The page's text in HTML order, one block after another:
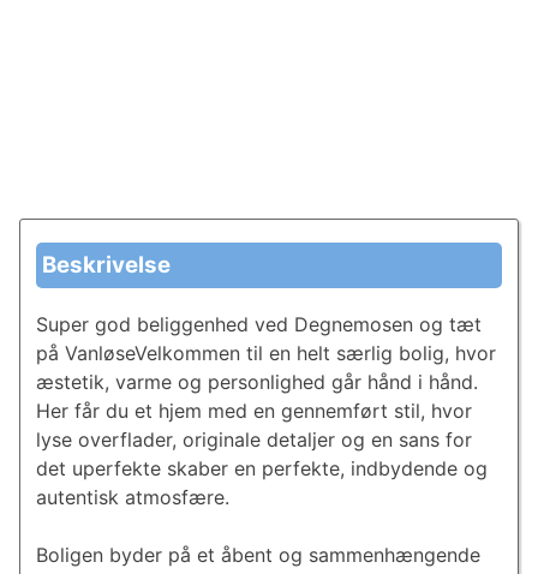
Beskrivelse
Super god beliggenhed ved Degnemosen og tæt
på VanløseVelkommen til en helt særlig bolig, hvor
æstetik, varme og personlighed går hånd i hånd.
Her får du et hjem med en gennemført stil, hvor
lyse overflader, originale detaljer og en sans for
det uperfekte skaber en perfekte, indbydende og
autentisk atmosfære.
Boligen byder på et åbent og sammenhængende